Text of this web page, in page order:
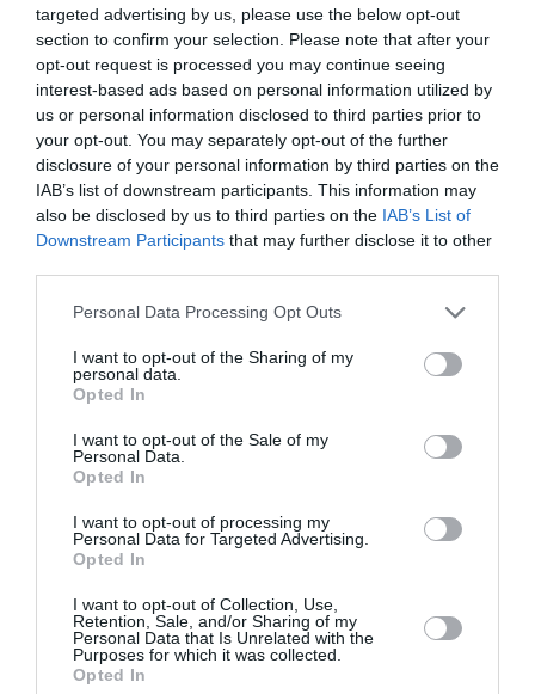
targeted advertising by us, please use the below opt-out
section to confirm your selection. Please note that after your
opt-out request is processed you may continue seeing
interest-based ads based on personal information utilized by
us or personal information disclosed to third parties prior to
your opt-out. You may separately opt-out of the further
disclosure of your personal information by third parties on the
IAB’s list of downstream participants. This information may
also be disclosed by us to third parties on the IAB’s List of
Downstream Participants that may further disclose it to other
Personal Data Processing Opt Outs
I want to opt-out of the Sharing of my
personal data.
Opted In
I want to opt-out of the Sale of my
Personal Data.
Opted In
I want to opt-out of processing my
Personal Data for Targeted Advertising.
Opted In
I want to opt-out of Collection, Use,
Retention, Sale, and/or Sharing of my
Personal Data that Is Unrelated with the
Purposes for which it was collected.
Opted In
au tout numérique avec Pax Check
ABONNEMENT
PUBLICITÉ
PSEUDONYME
COMMENTAIRE
CONSULTÉS DU MOIS